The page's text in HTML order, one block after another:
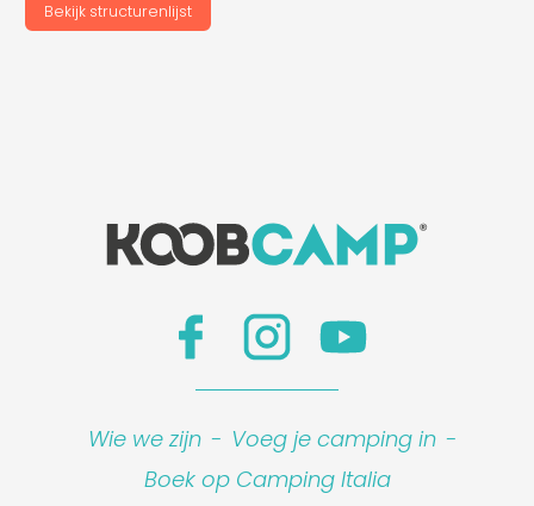
Bekijk structurenlijst
Wie we zijn - Voeg je camping in -
Boek op Camping Italia